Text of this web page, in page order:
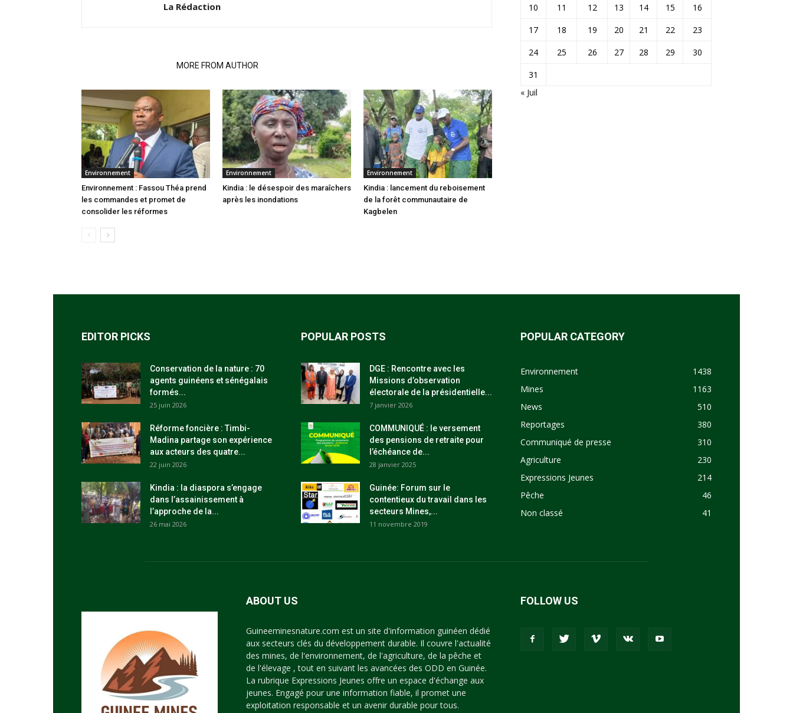
La Rédaction
MORE FROM AUTHOR
Environnement
Environnement : Fassou Théa prend
les commandes et promet de
consolider les réformes
Environnement
Kindia : le désespoir des maraîchers
après les inondations
Environnement
Kindia : lancement du reboisement
de la forêt communautaire de
Kagbelen
10
11 12 13 14 15
16
17
18 19 20 21 22
23
24
25 26 27 28 29
30
31
« Juil
EDITOR PICKS
Conservation de la nature : 70
agents guinéens et sénégalais
formés...
25 juin 2026
Réforme foncière : Timbi-
Madina partage son expérience
aux acteurs des quatre...
22 juin 2026
Kindia : la diaspora s’engage
dans l’assainissement à
l’approche de la...
26 mai 2026
POPULAR POSTS
DGE : Rencontre avec les
Missions d’observation
électorale de la présidentielle...
7 janvier 2026
COMMUNIQUÉ : le versement
des pensions de retraite pour
l’échéance de...
28 janvier 2025
Guinée: Forum sur le
contentieux du travail dans les
secteurs Mines,...
11 novembre 2019
POPULAR CATEGORY
Environnement
1438
Mines
1163
News
510
Reportages
380
Communiqué de presse
310
Agriculture
230
Expressions Jeunes
214
Pêche
46
Non classé
41
ABOUT US
Guineeminesnature.com est un site d'information guinéen dédié
aux secteurs clés du développement durable. Il couvre l'actualité
des mines, de l'environnement, de l'agriculture, de la pêche et
de l'élevage , tout en suivant les avancées des ODD en Guinée.
La rubrique Expressions Jeunes offre un espace d'échange aux
jeunes. Engagé pour une information fiable, il promet une
exploitation responsable et un avenir durable pour tous.
FOLLOW US